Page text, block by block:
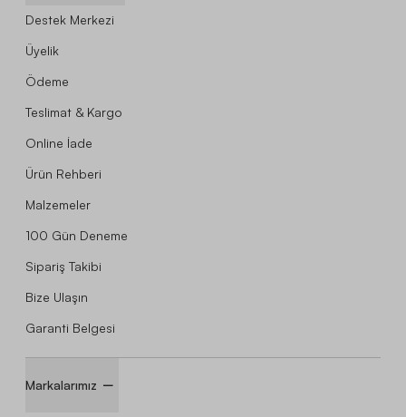
Destek Merkezi
Üyelik
Ödeme
Teslimat & Kargo
Online İade
Ürün Rehberi
Malzemeler
100 Gün Deneme
Sipariş Takibi
Bize Ulaşın
Garanti Belgesi
Markalarımız